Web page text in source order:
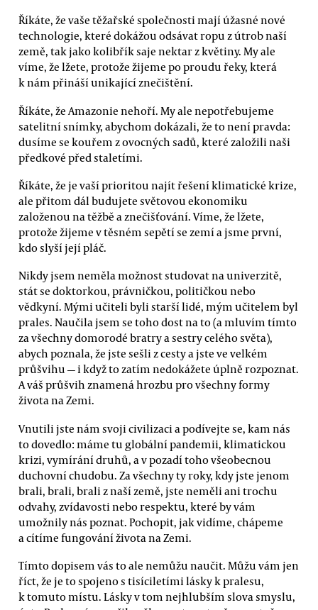
Říkáte, že vaše těžařské společnosti mají úžasné nové
technologie, které dokážou odsávat ropu z útrob naší
země, tak jako kolibřík saje nektar z květiny. My ale
víme, že lžete, protože žijeme po proudu řeky, která
k nám přináší unikající znečištění.
Říkáte, že Amazonie nehoří. My ale nepotřebujeme
satelitní snímky, abychom dokázali, že to není pravda:
dusíme se kouřem z ovocných sadů, které založili naši
předkové před staletími.
Říkáte, že je vaší prioritou najít řešení klimatické krize,
ale přitom dál budujete světovou ekonomiku
založenou na těžbě a znečišťování. Víme, že lžete,
protože žijeme v těsném sepětí se zemí a jsme první,
kdo slyší její pláč.
Nikdy jsem neměla možnost studovat na univerzitě,
stát se doktorkou, právničkou, političkou nebo
vědkyní. Mými učiteli byli starší lidé, mým učitelem byl
prales. Naučila jsem se toho dost na to (a mluvím tímto
za všechny domorodé bratry a sestry celého světa),
abych poznala, že jste sešli z cesty a jste ve velkém
průšvihu — i když to zatím nedokážete úplně rozpoznat.
A váš průšvih znamená hrozbu pro všechny formy
života na Zemi.
Vnutili jste nám svoji civilizaci a podívejte se, kam nás
to dovedlo: máme tu globální pandemii, klimatickou
krizi, vymírání druhů, a v pozadí toho všeobecnou
duchovní chudobu. Za všechny ty roky, kdy jste jenom
brali, brali, brali z naší země, jste neměli ani trochu
odvahy, zvídavosti nebo respektu, které by vám
umožnily nás poznat. Pochopit, jak vidíme, chápeme
a cítíme fungování života na Zemi.
Tímto dopisem vás to ale nemůžu naučit. Můžu vám jen
říct, že je to spojeno s tisíciletími lásky k pralesu,
k tomuto místu. Lásky v tom nejhlubším slova smyslu,